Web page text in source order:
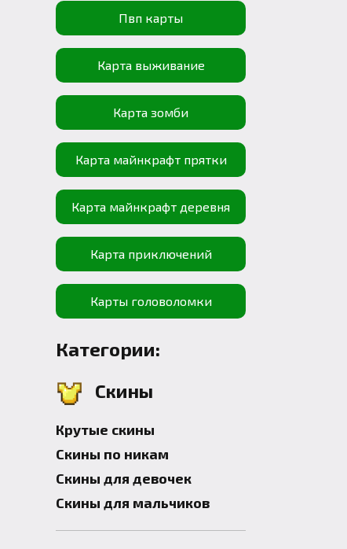
Пвп карты
Карта выживание
Карта зомби
Карта майнкрафт прятки
Карта майнкрафт деревня
Карта приключений
Карты головоломки
Категории:
Скины
Крутые скины
Скины по никам
Скины для девочек
Скины для мальчиков